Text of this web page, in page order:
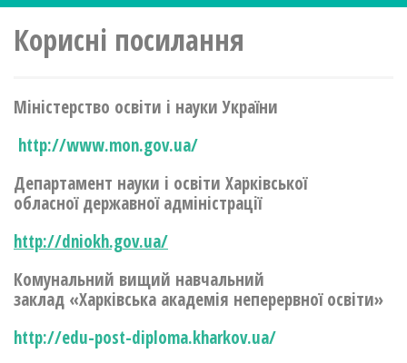
Корисні посилання
Міністерство освіти і науки України
http://www.mon.gov.ua/
Департамент науки і освіти Харківської
обласної державної адміністрації
http://dniokh.gov.ua/
Комунальний вищий навчальний
заклад «Харківська академія неперервної освіти»
http://edu-post-diploma.kharkov.ua/